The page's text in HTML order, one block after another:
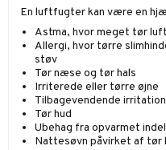
En luftfugter kan være en
Astma, hvor meget tør
Allergi, hvor tørre
støv
Tør næse og tør hals
Irriterede eller tørre øjne
Tilbagevendende
Tør hud
Ubehag fra opvarmet
Nattesøvn påvirket af tør